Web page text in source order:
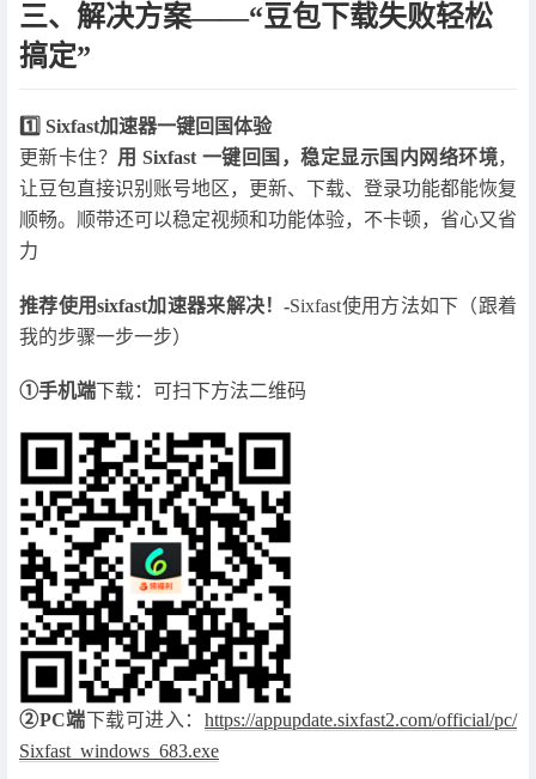
三、解决方案——“豆包下载失败轻松
搞定”
1️⃣ Sixfast加速器一键回国体验
更新卡住？ 用 Sixfast 一键回国，稳定显示国内网络环境，
让豆包直接识别账号地区，更新、下载、登录功能都能恢复
顺畅。顺带还可以稳定视频和功能体验，不卡顿，省心又省
力
推荐使用sixfast加速器来解决！-Sixfast使用方法如下（跟着
我的步骤一步一步）
①手机端下载：可扫下方法二维码
②PC端下载可进入：https://appupdate.sixfast2.com/official/pc/
Sixfast_windows_683.exe